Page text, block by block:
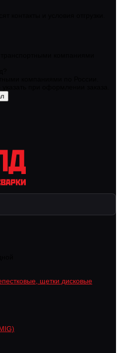
щетки дисковые